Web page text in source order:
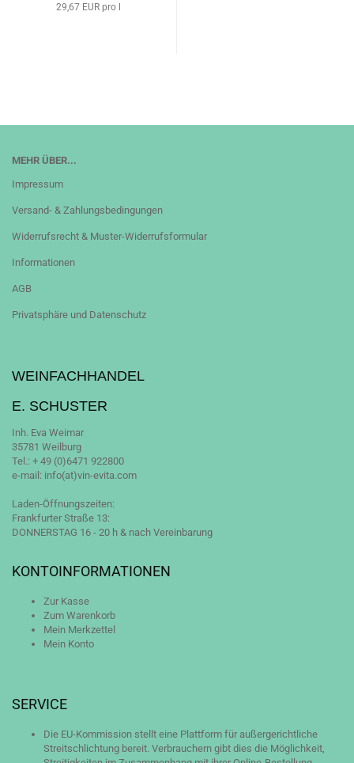
29,67 EUR pro l
MEHR ÜBER...
Impressum
Versand- & Zahlungsbedingungen
Widerrufsrecht & Muster-Widerrufsformular
Informationen
AGB
Privatsphäre und Datenschutz
WEINFACHHANDEL
E. SCHUSTER
Inh. Eva Weimar
35781 Weilburg
Tel.: + 49 (0)6471 922800
e-mail: info(at)vin-evita.com
Laden-Öffnungszeiten:
Frankfurter Straße 13:
DONNERSTAG 16 - 20 h & nach Vereinbarung
KONTOINFORMATIONEN
Zur Kasse
Zum Warenkorb
Mein Merkzettel
Mein Konto
SERVICE
Die EU-Kommission stellt eine Plattform für außergerichtliche
Streitschlichtung bereit. Verbrauchern gibt dies die Möglichkeit,